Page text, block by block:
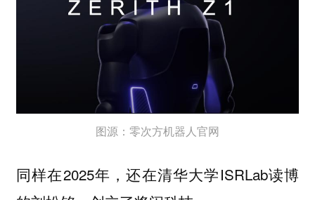
图源：零次方机器人官网
同样在2025年，还在清华大学ISRLab读博